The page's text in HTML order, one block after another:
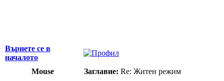
Върнете се в
началото
Mouse
Заглавие: Re: Житен режим